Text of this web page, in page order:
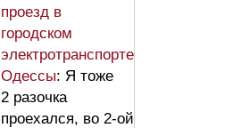
проезд в
городском
электротранспорте
Одессы: Я тоже
2 разочка
проехался, во 2-ой